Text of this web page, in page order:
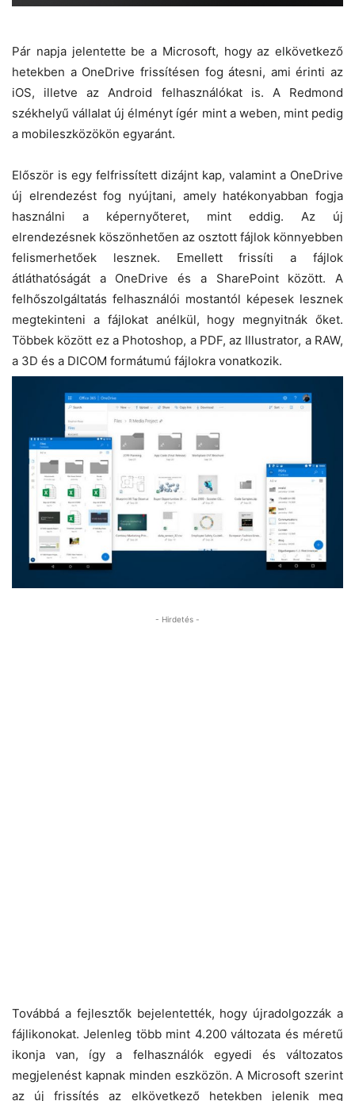
Pár napja jelentette be a Microsoft, hogy az elkövetkező
hetekben a OneDrive frissítésen fog átesni, ami érinti az
iOS, illetve az Android felhasználókat is. A Redmond
székhelyű vállalat új élményt ígér mint a weben, mint pedig
a mobileszközökön egyaránt.
Először is egy felfrissített dizájnt kap, valamint a OneDrive
új elrendezést fog nyújtani, amely hatékonyabban fogja
használni a képernyőteret, mint eddig. Az új
elrendezésnek köszönhetően az osztott fájlok könnyebben
felismerhetőek lesznek. Emellett frissíti a fájlok
átláthatóságát a OneDrive és a SharePoint között. A
felhőszolgáltatás felhasználói mostantól képesek lesznek
megtekinteni a fájlokat anélkül, hogy megnyitnák őket.
Többek között ez a Photoshop, a PDF, az Illustrator, a RAW,
a 3D és a DICOM formátumú fájlokra vonatkozik.
- Hirdetés -
Továbbá a fejlesztők bejelentették, hogy újradolgozzák a
fájlikonokat. Jelenleg több mint 4.200 változata és méretű
ikonja van, így a felhasználók egyedi és változatos
megjelenést kapnak minden eszközön. A Microsoft szerint
az új frissítés az elkövetkező hetekben jelenik meg